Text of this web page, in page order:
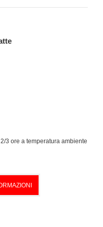
2/3 ore a temperatura ambiente